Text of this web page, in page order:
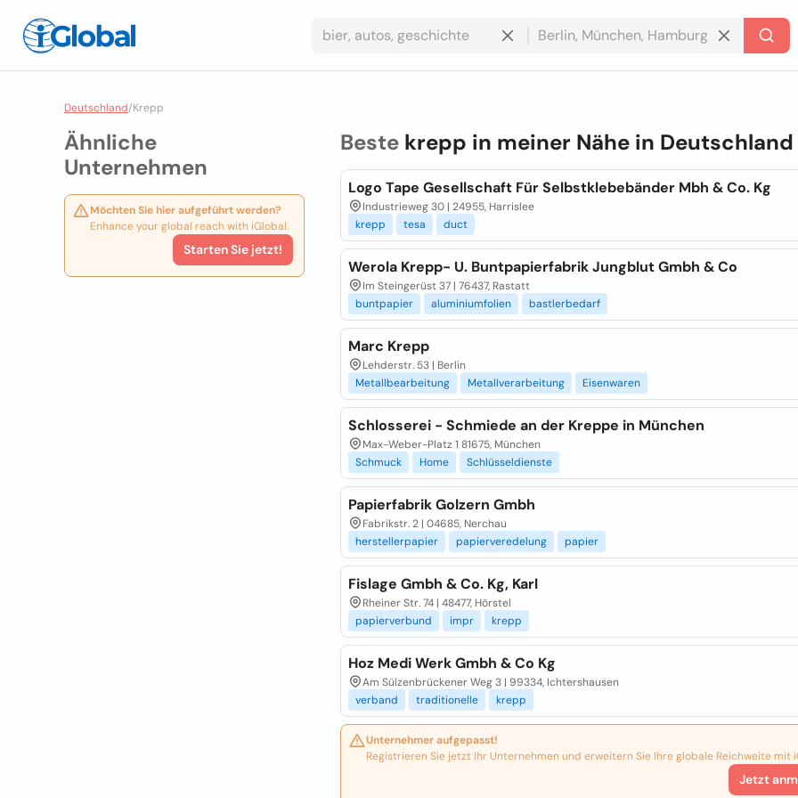
Deutschland/Krepp
Ähnliche
Unternehmen
Möchten Sie hier aufgeführt werden?
Enhance your global reach with iGlobal.
Starten Sie jetzt!
Beste krepp in meiner Nähe in Deutschland
Logo Tape Gesellschaft Für Selbstklebebänder Mbh & Co. Kg
Industrieweg 30 | 24955, Harrislee
krepp
tesa duct
Werola Krepp- U. Buntpapierfabrik Jungblut Gmbh & Co
Im Steingerüst 37 | 76437, Rastatt
buntpapier
aluminiumfolien bastlerbedarf
Marc Krepp
Lehderstr. 53 | Berlin
Metallbearbeitung
Metallverarbeitung Eisenwaren
Schlosserei - Schmiede an der Kreppe in München
Max-Weber-Platz 1 81675, München
Schmuck
Home Schlüsseldienste
Papierfabrik Golzern Gmbh
Fabrikstr. 2 | 04685, Nerchau
herstellerpapier
papierveredelung papier
Fislage Gmbh & Co. Kg, Karl
Rheiner Str. 74 | 48477, Hõrstel
papierverbund
impr krepp
Hoz Medi Werk Gmbh & Co Kg
Am Sülzenbrückener Weg 3 | 99334, Ichtershausen
verband
traditionelle krepp
Unternehmer aufgepasst!
Registrieren Sie jetzt Ihr Unternehmen und erweitern Sie Ihre globale Reichweite mit
Jetzt